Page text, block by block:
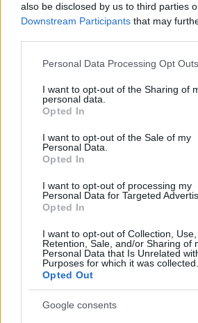
also be disclosed by us to third parties
Downstream Participants that may
Please note that this website/app uses
not limited to your visit or usage
grant or deny consent to Google and its
use your data for below specified
consent section.
Personal Data Processing Opt Outs
I want to opt-out of the Sharing of
personal data.
Opted In
I want to opt-out of the Sale of my
Personal Data.
Opted In
I want to opt-out of processing my
Personal Data for Targeted
Opted In
I want to opt-out of Collection, Use,
Retention, Sale, and/or Sharing of
Personal Data that Is Unrelated
Purposes for which it was collected.
Opted Out
Google consents
Brent cae un 8.3% y arrastra a las
El petróleo Brent cae un 8.46% y
primas
Lucía Herrera · 5 Ago 2026